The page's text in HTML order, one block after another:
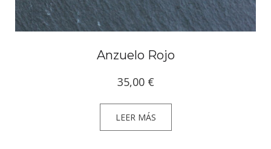
Anzuelo Rojo
35,00 €
LEER MÁS